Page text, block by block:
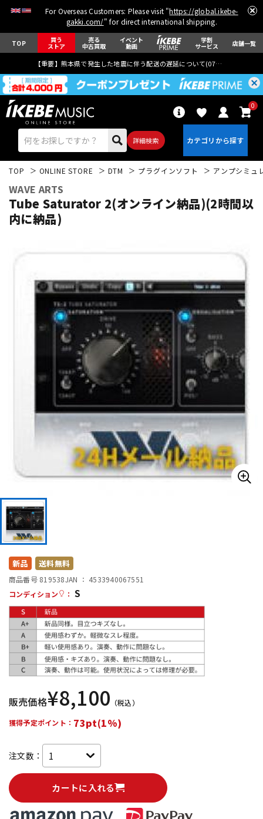
For Overseas Customers: Please visit "https://global.ikebe-
gakki.com/" for direct international shipping.
TOP 買う
ストア
売る
中古買取
イベント
動画
学割
サービス 店舗一覧
【重要】熊本県で発生した地震に伴う配送の遅延について(07月29日
詳細検索
0
ベース ウクレレ
ドラム パーカッション
キーボード 電子ピアノ
管楽器 その他楽器
エフェクター
配信/ライブ機器
中古 ヴィンテージ
TOP ONLINE STORE DTM プラグインソフト アンプシミュ
WAVE ARTS
Tube Saturator 2(オンライン納品)(2時間以
内に納品)
新品 送料無料
商品番号 819538JAN ： 4533940067551
コンディション
： S
販売価格¥8,100 （税込）
獲得予定ポイント： 73pt(1%)
注文数：
カートに入れる